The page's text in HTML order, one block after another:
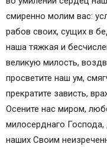
смиренно молим вас:
рабов своих, сущих в
наша тяжкая и
великую милость,
просветите наш ум,
прекратите зависть,
Осените нас миром,
милосерднаго
наших Своим